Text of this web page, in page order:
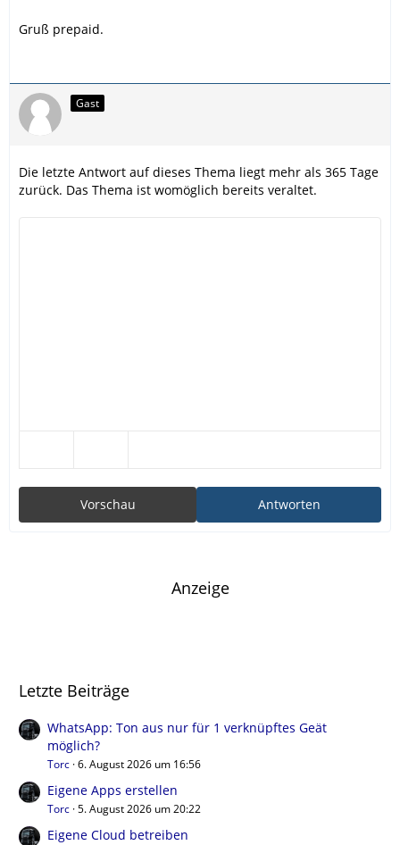
Gruß prepaid.
Gast
Die letzte Antwort auf dieses Thema liegt mehr als 365 Tage
zurück. Das Thema ist womöglich bereits veraltet.
Antworten
Vorschau
Anzeige
Letzte Beiträge
WhatsApp: Ton aus nur für 1 verknüpftes Geät
möglich?
Torc 6. August 2026 um 16:56
Eigene Apps erstellen
Torc 5. August 2026 um 20:22
Eigene Cloud betreiben